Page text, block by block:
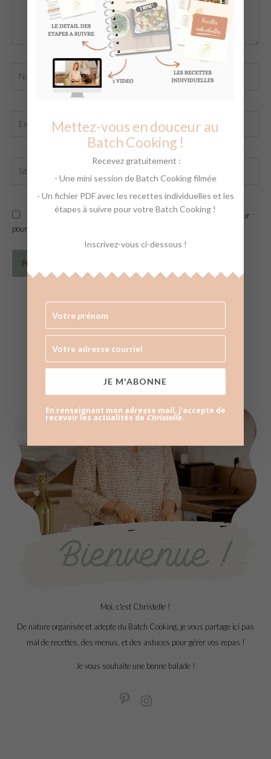
Internet
Enregistrer mon nom, mon e-mail et mon site dans le navigateur
pour mon prochain commentaire.
Moi, c'est Christelle !
De nature organisée et adepte du Batch Cooking, je vous partage ici pas
mal de recettes, des menus, et des astuces pour gérer vos repas !
Je vous souhaite une bonne balade !
Mettez-vous en douceur au
Batch Cooking !
Recevez gratuitement :
- Une mini session de Batch Cooking filmée
- Un fichier PDF avec les recettes individuelles et les
étapes à suivre pour votre Batch Cooking !
Inscrivez-vous ci-dessous !
JE M'ABONNE
En renseignant mon adresse mail, j'accepte de
recevoir les actualités de Christelle.